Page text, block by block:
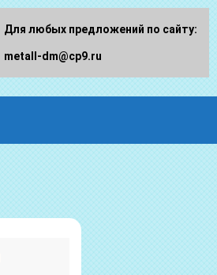
Для любых предложений по сайту:
metall-dm@cp9.ru